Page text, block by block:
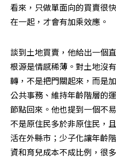
看來，只做單面向的買賣很
在一起，才會有加乘效應。
談到土地買賣，他給出一個
根源是情感稀薄。對土地沒
轉，不是把門關起來，而
公共事務、維持年齡階層的
節點回來。他也提到一個不
不是原住民多於非原住民，
活在外縣市；少子化讓年齡
資和育兒成本不成比例，很